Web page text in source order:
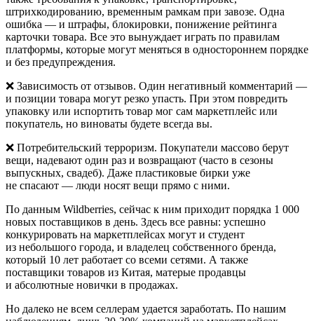
штрихкодированию, временным рамкам при завозе. Одна
ошибка — и штрафы, блокировки, понижение рейтинга
карточки товара. Все это вынуждает играть по правилам
платформы, которые могут меняться в одностороннем порядке
и без предупреждения.
❌ Зависимость от отзывов. Один негативный комментарий —
и позиции товара могут резко упасть. При этом повредить
упаковку или испортить товар мог сам маркетплейс или
покупатель, но виноваты будете всегда вы.
❌ Потребительский терроризм. Покупатели массово берут
вещи, надевают один раз и возвращают (часто в сезоны
выпускных, свадеб). Даже пластиковые бирки уже
не спасают — люди носят вещи прямо с ними.
По данным Wildberries, сейчас к ним приходит порядка 1 000
новых поставщиков в день. Здесь все равны: успешно
конкурировать на маркетплейсах могут и студент
из небольшого города, и владелец собственного бренда,
который 10 лет работает со всеми сетями. А также
поставщики товаров из Китая, матерые продавцы
и абсолютные новички в продажах.
Но далеко не всем селлерам удается заработать. По нашим